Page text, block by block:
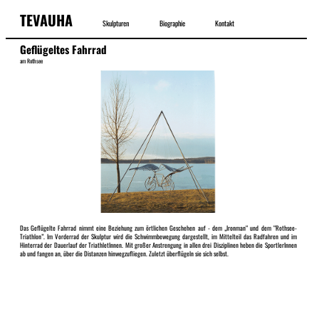
TEVAUHA Skulpturen Biographie Kontakt
Geflügeltes Fahrrad
am Rothsee
Das Geflügelte Fahrrad nimmt eine Beziehung zum örtlichen Geschehen auf - dem „Ironman“ und dem “Rothsee-
Triathlon”. Im Vorderrad der Skulptur wird die Schwimmbewegung dargestellt, im Mittelteil das Radfahren und im
Hinterrad der Dauerlauf der TriathletInnen. Mit großer Anstrengung in allen drei Disziplinen heben die SportlerInnen
ab und fangen an, über die Distanzen hinwegzufliegen. Zuletzt überflügeln sie sich selbst.